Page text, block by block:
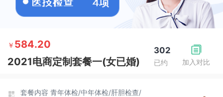
加入对比
302
已约
￥ 584.20
2021电商定制套餐一(女已婚)
套餐内容 青年体检/中年体检/肝胆检查/